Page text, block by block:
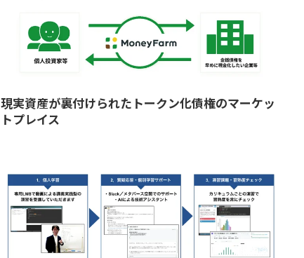
現実資産が裏付けられたトークン化債権のマーケッ
トプレイス